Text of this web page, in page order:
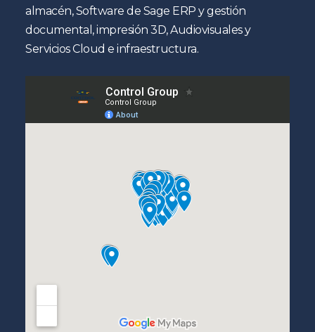
almacén, Software de Sage ERP y gestión
documental, impresión 3D, Audiovisuales y
Servicios Cloud e infraestructura.